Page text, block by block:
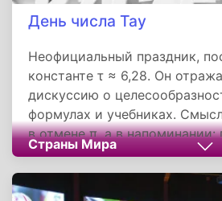
День числа Тау
Неофициальный праздник,
константе τ ≈ 6,28. Он
дискуссию о
формулах и учебниках.
в отмене π, а в напоминании:
рождается из смелости
даже к самым привычным
иронию и просветительские
Страны Мира